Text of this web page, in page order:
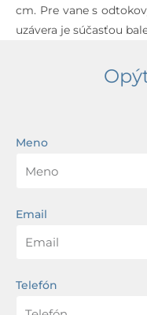
cm. Pre vane s
uzávera je súčasťou
Meno
Email
Telefón